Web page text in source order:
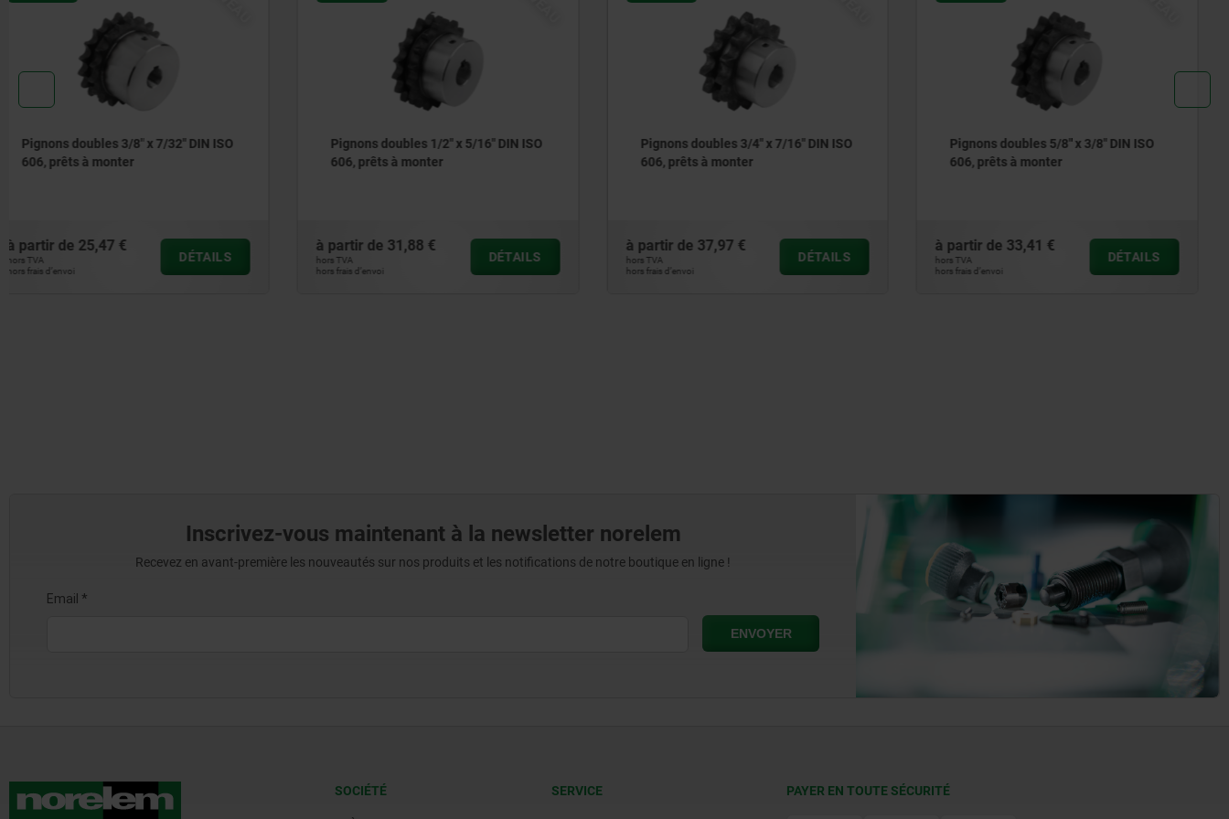
Pignons doubles 1/2" x 5/16" DIN ISO
606, prêts à monter
à partir de31,88 €
hors TVA
hors frais d’envoi
DÉTAILS
Pignons doubles 3/4" x 7/16" DIN ISO
606, prêts à monter
à partir de37,97 €
hors TVA
hors frais d’envoi
DÉTAILS
Pignons doubles 5/8" x 3/8" DIN ISO
606, prêts à monter
à partir de33,41 €
hors TVA
hors frais d’envoi
DÉTAILS
Poignées croisillon en plastique
détectables par métal avec douille
à partir de7,14 €
hors TVA
hors frais d’envoi
DÉTAILS
Inscrivez-vous maintenant à la newsletter norelem
Recevez en avant-première les nouveautés sur nos produits et les notifications de notre boutique en ligne !
SOCIÉTÉ SERVICE PAYER EN TOUTE SÉCURITÉ